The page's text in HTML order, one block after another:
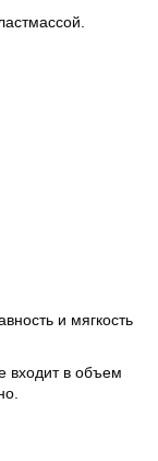
и мягкость
входит в объем